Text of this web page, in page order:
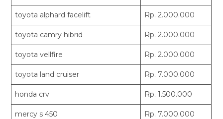
toyota alphard facelift Rp. 2.000.000
toyota camry hibrid Rp. 2.000.000
toyota vellfire Rp. 2.000.000
toyota land cruiser Rp. 7.000.000
honda crv Rp. 1.500.000
mercy s 450 Rp. 7.000.000